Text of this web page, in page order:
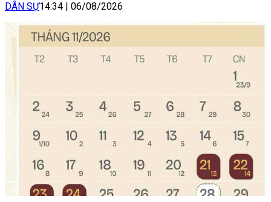
DÂN SỰ14:34 06/08/2026